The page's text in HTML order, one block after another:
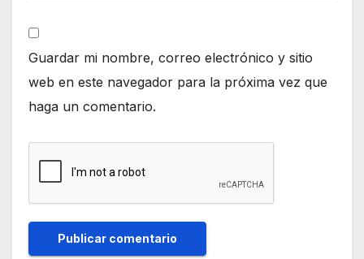
Guardar mi nombre, correo electrónico y sitio
web en este navegador para la próxima vez que
haga un comentario.